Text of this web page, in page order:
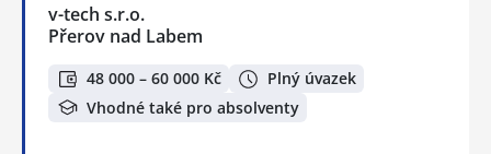
v-tech s.r.o.
Přerov nad Labem
48 000 – 60 000 Kč
Plný úvazek
Vhodné také pro absolventy